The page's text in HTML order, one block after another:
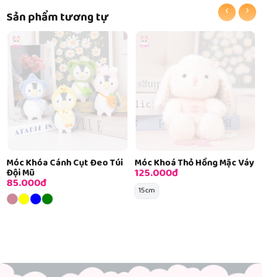
Sản phẩm tương tự
Móc Khóa Cánh Cụt Đeo Túi
Đội Mũ
85.000đ
Móc Khoá Thỏ Hồng Mặc Váy
125.000đ
15cm
‹ ›